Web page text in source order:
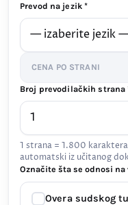
Prevod na jezik *
CENA PO STRANI
Broj prevodilačkih strana
1 strana = 1.800
automatski iz učitanog
Označite šta se odnosi na
Overa sudskog